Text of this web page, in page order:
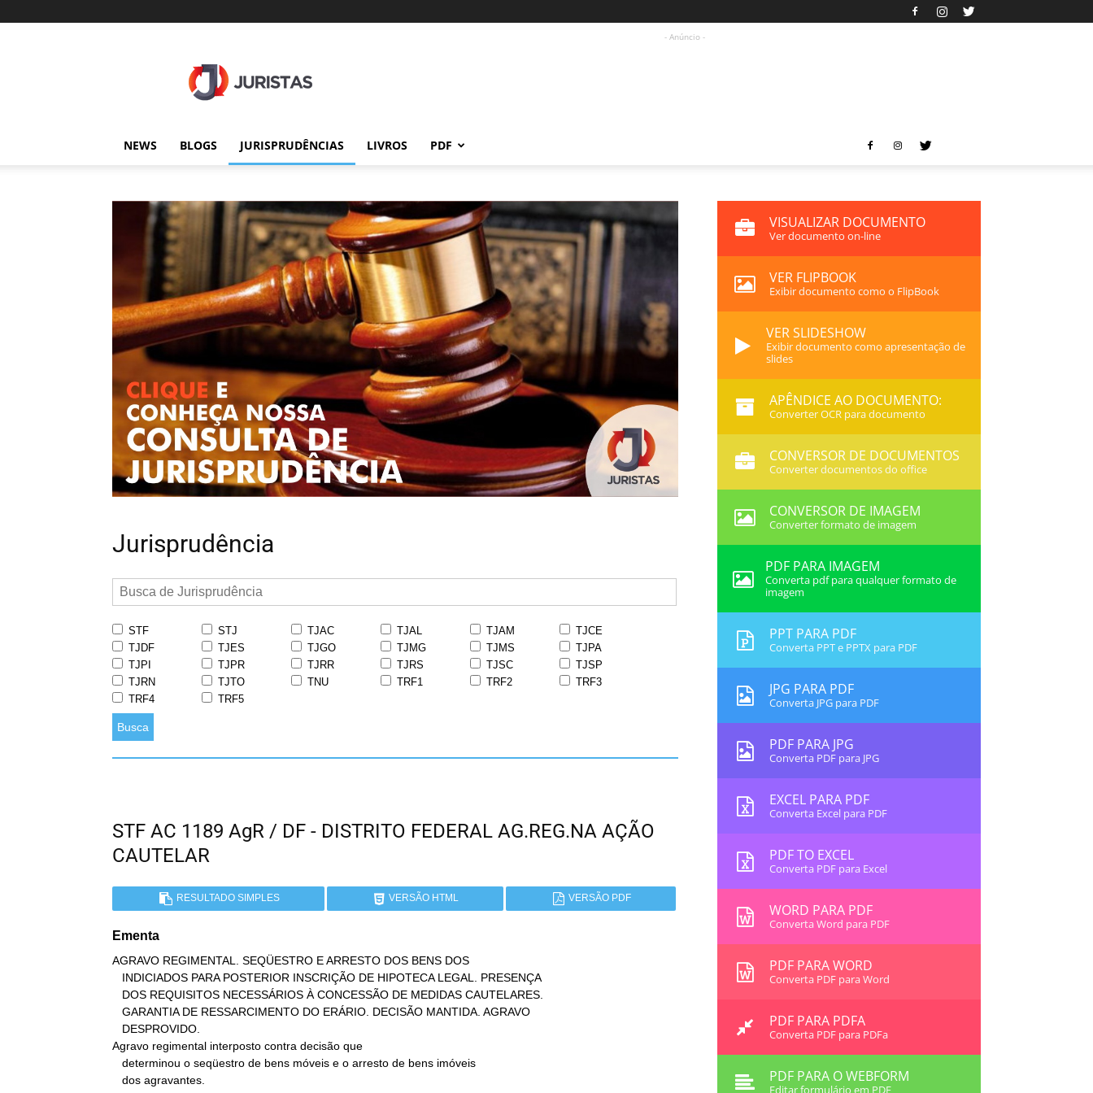
- Anúncio -
NEWS BLOGS JURISPRUDÊNCIAS LIVROS PDF
Jurisprudência
STF STJ TJAC TJAL TJAM
TJCE
TJDF
TJES TJGO TJMG TJMS
TJPA
TJPI
TJPR TJRR TJRS TJSC
TJSP
TJRN
TJTO TNU TRF1 TRF2
TRF3
TRF4
TRF5
Busca
STF AC 1189 AgR / DF - DISTRITO FEDERAL AG.REG.NA AÇÃO
CAUTELAR
RESULTADO SIMPLES VERSÃO HTML VERSÃO PDF
Ementa
AGRAVO REGIMENTAL. SEQÜESTRO E ARRESTO DOS BENS DOS
Agravo regimental interposto contra decisão que
VISUALIZAR DOCUMENTO
Ver documento on-line
VER FLIPBOOK
Exibir documento como o FlipBook
VER SLIDESHOW
Exibir documento como apresentação de
slides
APÊNDICE AO DOCUMENTO:
Converter OCR para documento
CONVERSOR DE DOCUMENTOS
Converter documentos do office
CONVERSOR DE IMAGEM
Converter formato de imagem
PDF PARA IMAGEM
Converta pdf para qualquer formato de
imagem
PPT PARA PDF
Converta PPT e PPTX para PDF
JPG PARA PDF
Converta JPG para PDF
PDF PARA JPG
Converta PDF para JPG
EXCEL PARA PDF
Converta Excel para PDF
PDF TO EXCEL
Converta PDF para Excel
WORD PARA PDF
Converta Word para PDF
PDF PARA WORD
Converta PDF para Word
PDF PARA PDFA
Converta PDF para PDFa
PDF PARA O WEBFORM
Editar formulário em PDF